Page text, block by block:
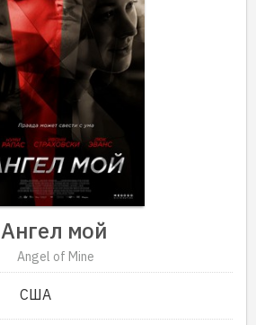
Ангел мой
Angel of Mine
США